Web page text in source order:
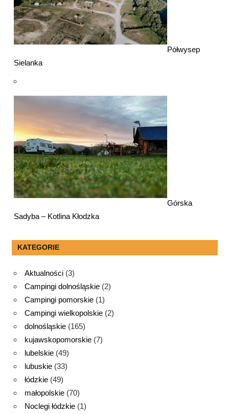
Półwysep
Sielanka
Górska
Sadyba – Kotlina Kłodzka
KATEGORIE
Aktualności (3)
Campingi dolnośląskie (2)
Campingi pomorskie (1)
Campingi wielkopolskie (2)
dolnośląskie (165)
kujawskopomorskie (7)
lubelskie (49)
lubuskie (33)
łódzkie (49)
małopolskie (70)
Noclegi łódzkie (1)